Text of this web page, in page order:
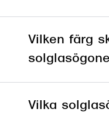
Vilken färg
Vilka